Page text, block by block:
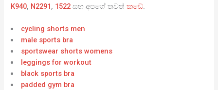
K940, N2291, 1522සහ අපගේ තවත්කඩේ.
cycling shorts men
male sports bra
sportswear shorts womens
leggings for workout
black sports bra
padded gym bra